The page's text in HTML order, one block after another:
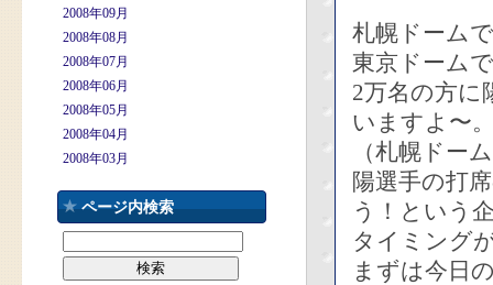
2008年09月
2008年08月
2008年07月
2008年06月
2008年05月
2008年04月
2008年03月
ページ内検索
札幌ドーム
東京ドーム
2万名の方に
いますよ〜
（札幌ドー
陽選手の打
う！という
タイミング
まずは今日